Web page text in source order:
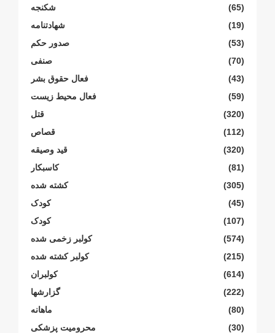
شکنجە
(65)
شهادتنامە
(19)
صدور حکم
(53)
صنفی
(70)
فعال حقوق بشر
(43)
فعال محیط زیست
(59)
قتل
(320)
قصاص
(112)
قید وصیقه
(320)
کاسبکار
(81)
کشته شده
(305)
کودک
(45)
کودک
(107)
کولبر زخمی شدە
(574)
کولبر کشتە شدە
(215)
کولبران
(614)
گزارشها
(222)
ماهانە
(80)
محرومیت پزشکی
(30)